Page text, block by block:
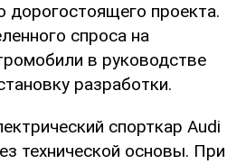
дорогостоящего проекта.
спроса на
в руководстве
разработки.
спорткар Audi
технической основы. При